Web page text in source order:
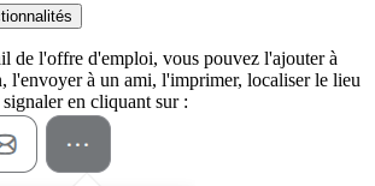
de l'offre d'emploi, vous pouvez l'ajouter à
l'envoyer à un ami, l'imprimer, localiser le lieu
en cliquant sur :